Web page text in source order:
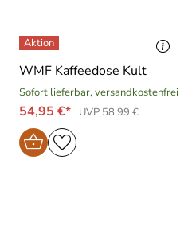
WMF Kaffeedose Kult
Sofort lieferbar, versandkostenfrei
54,95 €* UVP 58,99 €